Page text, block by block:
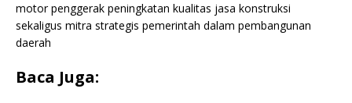
motor penggerak peningkatan kualitas jasa konstruksi
sekaligus mitra strategis pemerintah dalam pembangunan
daerah
Baca Juga: